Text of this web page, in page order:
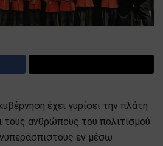
έχει γυρίσει την πλάτη
τους ανθρώπους του πολιτισμού
εν μέσω